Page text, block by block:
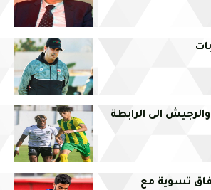
والرجيش الى الرابطة
تسوية مع